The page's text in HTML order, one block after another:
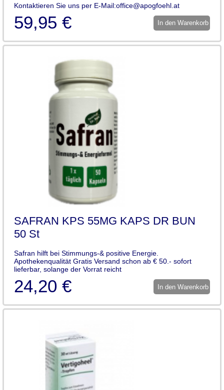
Kontaktieren Sie uns per E-Mail:office@apogfoehl.at
59,95 € In den Warenkorb
SAFRAN KPS 55MG KAPS DR BUN
50 St
Safran hilft bei Stimmungs-& positive Energie.
Apothekenqualität Gratis Versand schon ab € 50.- sofort
lieferbar, solange der Vorrat reicht
24,20 € In den Warenkorb